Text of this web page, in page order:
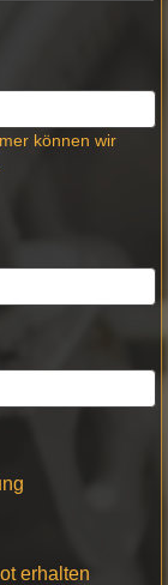
können wir
erhalten